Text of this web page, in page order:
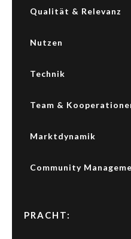
Qualität & Relevanz
Nutzen
Technik
Team &
Marktdynamik
Community
PRACHT: